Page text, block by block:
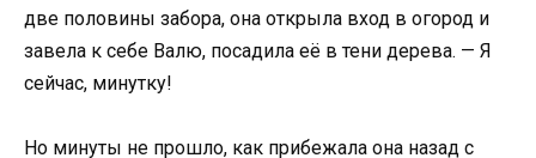
две половины забора, она открыла вход в огород и
завела к себе Валю, посадила её в тени дерева. — Я
сейчас, минутку!
Но минуты не прошло, как прибежала она назад с